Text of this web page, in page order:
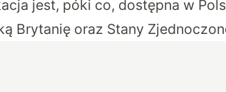
jest, póki co, dostępna w
Brytanię oraz Stany